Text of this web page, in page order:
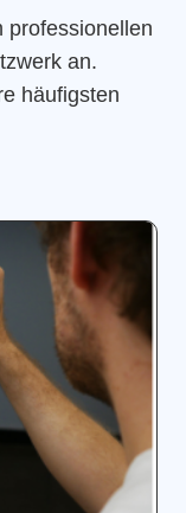
professionellen
an.
häufigsten